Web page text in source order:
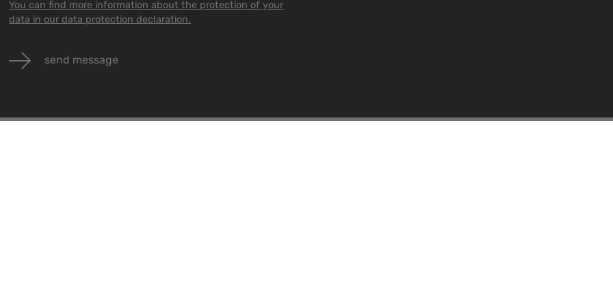
You can find more information about the protection of your
data in our data protection declaration.
send message